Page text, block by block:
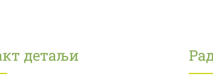
детаљи